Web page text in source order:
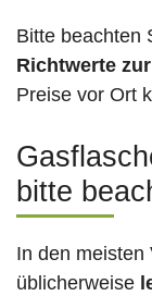
Bitte beachten
Richtwerte
Preise vor Ort
bitte
In den meisten
üblicherweise